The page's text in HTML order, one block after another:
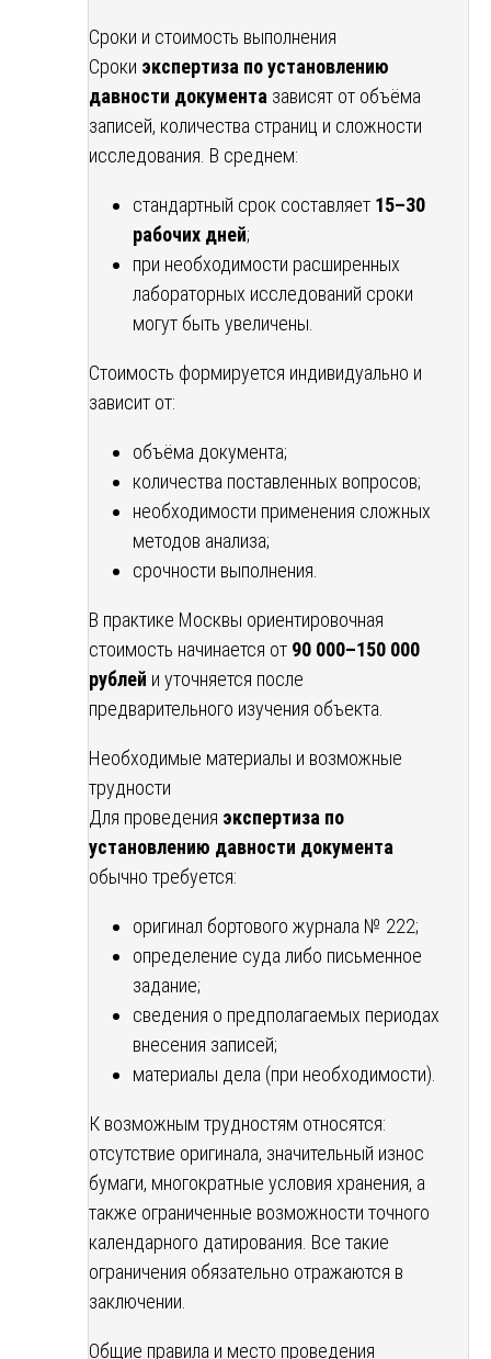
Сроки и стоимость выполнения
Сроки экспертиза по установлению
давности документа зависят от объёма
записей, количества страниц и сложности
исследования. В среднем:
стандартный срок составляет 15–30
рабочих дней;
при необходимости расширенных
лабораторных исследований сроки
могут быть увеличены.
Стоимость формируется индивидуально и
зависит от:
объёма документа;
количества поставленных вопросов;
необходимости применения сложных
методов анализа;
срочности выполнения.
В практике Москвы ориентировочная
стоимость начинается от 90 000–150 000
рублей и уточняется после
предварительного изучения объекта.
Необходимые материалы и возможные
трудности
Для проведения экспертиза по
установлению давности документа
обычно требуется:
оригинал бортового журнала № 222;
определение суда либо письменное
задание;
сведения о предполагаемых периодах
внесения записей;
материалы дела (при необходимости).
К возможным трудностям относятся:
отсутствие оригинала, значительный износ
бумаги, многократные условия хранения, а
также ограниченные возможности точного
календарного датирования. Все такие
ограничения обязательно отражаются в
заключении.
Общие правила и место проведения